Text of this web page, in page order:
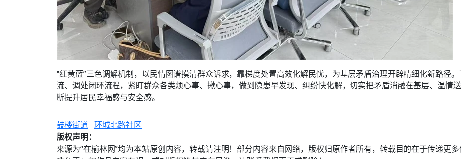
“红黄蓝”三色调解机制，以民情图谱摸清群众诉求，靠梯度处置高效化解民忧，为基层矛盾治理开辟精细化新路径
流、调处闭环流程，紧盯群众各类烦心事、揪心事，做到隐患早发现、纠纷快化解，切实把矛盾消融在基层、温情
断提升居民幸福感与安全感。
鼓楼街道 环城北路社区
版权声明：
来源为“在榆林网”均为本站原创内容，转载请注明！部分内容来自网络，版权归原作者所有，转载目的在于传递更